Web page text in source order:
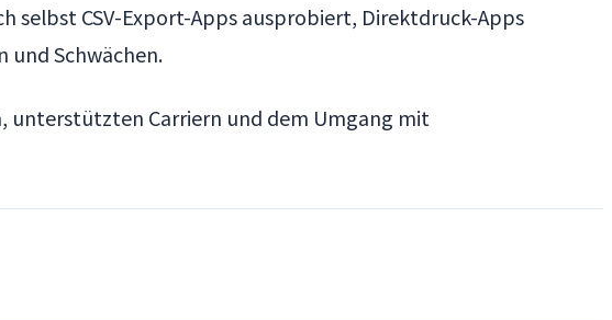
selbst CSV-Export-Apps ausprobiert, Direktdruck-Apps
und Schwächen.
unterstützten Carriern und dem Umgang mit